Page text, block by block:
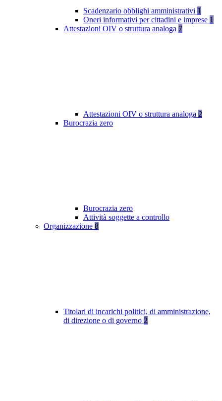
Scadenzario obblighi amministrativi 1
Oneri informativi per cittadini e imprese 1
Attestazioni OIV o struttura analoga 7
Attestazioni OIV o struttura analoga 2
Burocrazia zero
Burocrazia zero
Attività soggette a controllo
Organizzazione 8
Titolari di incarichi politici, di amministrazione,
di direzione o di governo 2